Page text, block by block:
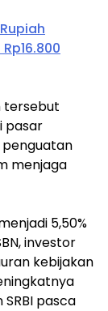
tersebut
pasar
penguatan
menjaga
5,50%
investor
kebijakan
pasca